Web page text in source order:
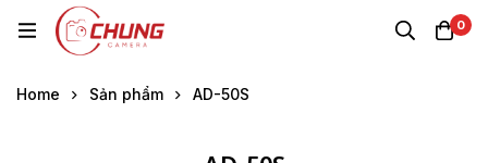
0
Home Sản phẩm AD-50S